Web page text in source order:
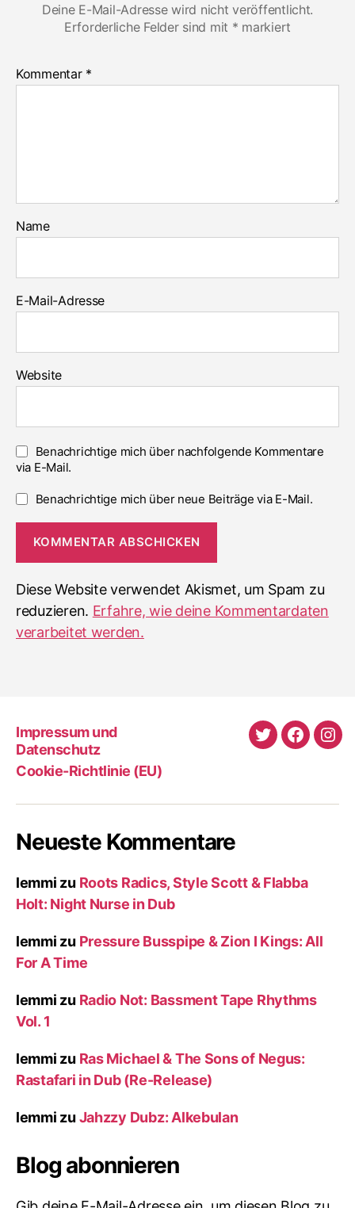
Deine E-Mail-Adresse wird nicht veröffentlicht.
Erforderliche Felder sind mit * markiert
Kommentar *
Name
E-Mail-Adresse
Website
Benachrichtige mich über nachfolgende Kommentare
via E-Mail.
Benachrichtige mich über neue Beiträge via E-Mail.
Diese Website verwendet Akismet, um Spam zu
reduzieren. Erfahre, wie deine Kommentardaten
verarbeitet werden.
Impressum und
Datenschutz
Cookie-Richtlinie (EU)
Twitter
Neueste Kommentare
lemmi zu Roots Radics, Style Scott & Flabba
Holt: Night Nurse in Dub
lemmi zu Pressure Busspipe & Zion I Kings: All
For A Time
lemmi zu Radio Not: Bassment Tape Rhythms
Vol. 1
lemmi zu Ras Michael & The Sons of Negus:
Rastafari in Dub (Re-Release)
lemmi zu Jahzzy Dubz: Alkebulan
Blog abonnieren